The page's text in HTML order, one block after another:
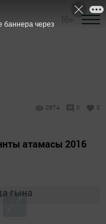
2674 0 0
атамасы 2016
баннера через